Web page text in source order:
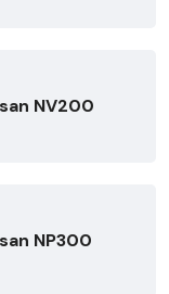
NV200
NP300